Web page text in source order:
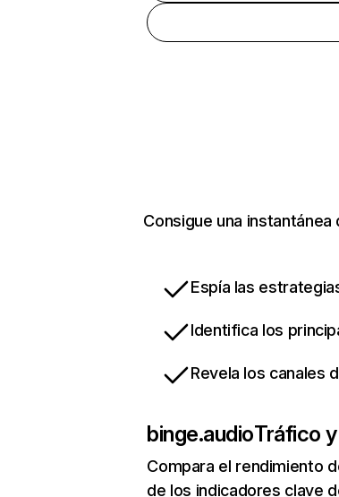
Consigue una
Espía las
Identifica los
Revela los canales
binge.audioTráfico
Compara el rendimiento
de los indicadores clave